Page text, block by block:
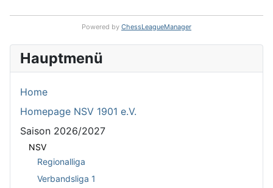
Powered by ChessLeagueManager
Hauptmenü
Home
Homepage NSV 1901 e.V.
Saison 2026/2027
NSV
Regionalliga
Verbandsliga 1